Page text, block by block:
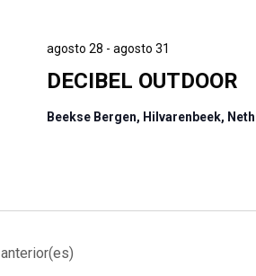
DECIBEL OUTDOOR
agosto 28 - agosto 31
Beekse Bergen, Hilvarenbeek,
anterior(es)